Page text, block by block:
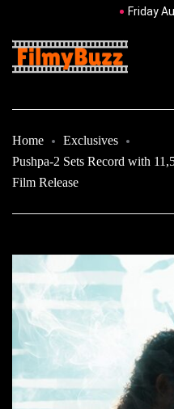
Friday
Home
Exclusives
Pushpa-2 Sets Record with
Film Release